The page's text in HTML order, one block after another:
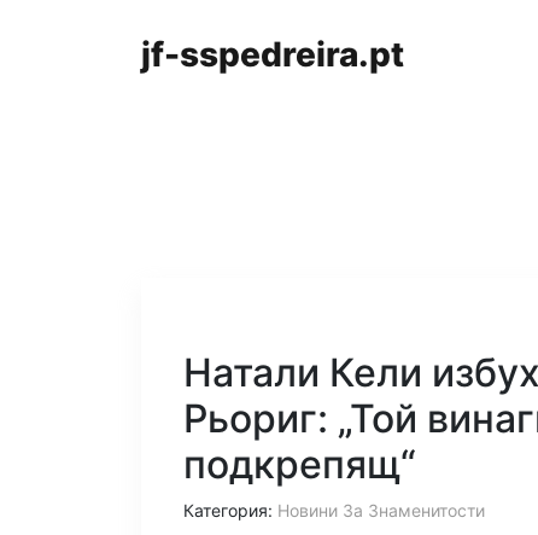
jf-sspedreira.pt
Натали Кели
Рьориг: „Той
подкрепящ“
Категория: Новини За Знаменитости